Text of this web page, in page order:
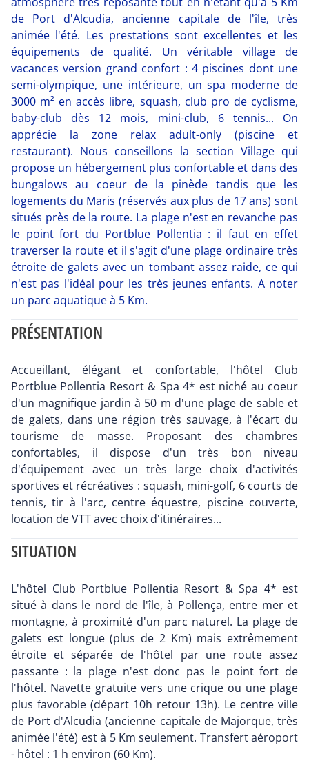
de Port d'Alcudia, ancienne capitale de l'île, très
animée l'été. Les prestations sont excellentes et les
équipements de qualité. Un véritable village de
vacances version grand confort : 4 piscines dont une
semi-olympique, une intérieure, un spa moderne de
3000 m² en accès libre, squash, club pro de cyclisme,
baby-club dès 12 mois, mini-club, 6 tennis... On
apprécie la zone relax adult-only (piscine et
restaurant). Nous conseillons la section Village qui
propose un hébergement plus confortable et dans des
bungalows au coeur de la pinède tandis que les
logements du Maris (réservés aux plus de 17 ans) sont
situés près de la route. La plage n'est en revanche pas
le point fort du Portblue Pollentia : il faut en effet
traverser la route et il s'agit d'une plage ordinaire très
étroite de galets avec un tombant assez raide, ce qui
n'est pas l'idéal pour les très jeunes enfants. A noter
un parc aquatique à 5 Km.
PRÉSENTATION
Accueillant, élégant et confortable, l'hôtel Club
Portblue Pollentia Resort & Spa 4* est niché au coeur
d'un magnifique jardin à 50 m d'une plage de sable et
de galets, dans une région très sauvage, à l'écart du
tourisme de masse. Proposant des chambres
confortables, il dispose d'un très bon niveau
d'équipement avec un très large choix d'activités
sportives et récréatives : squash, mini-golf, 6 courts de
tennis, tir à l'arc, centre équestre, piscine couverte,
location de VTT avec choix d'itinéraires...
SITUATION
L'hôtel Club Portblue Pollentia Resort & Spa 4* est
situé à dans le nord de l'île, à Pollença, entre mer et
montagne, à proximité d'un parc naturel. La plage de
galets est longue (plus de 2 Km) mais extrêmement
étroite et séparée de l'hôtel par une route assez
passante : la plage n'est donc pas le point fort de
l'hôtel. Navette gratuite vers une crique ou une plage
plus favorable (départ 10h retour 13h). Le centre ville
de Port d'Alcudia (ancienne capitale de Majorque, très
animée l'été) est à 5 Km seulement. Transfert aéroport
- hôtel : 1 h environ (60 Km).